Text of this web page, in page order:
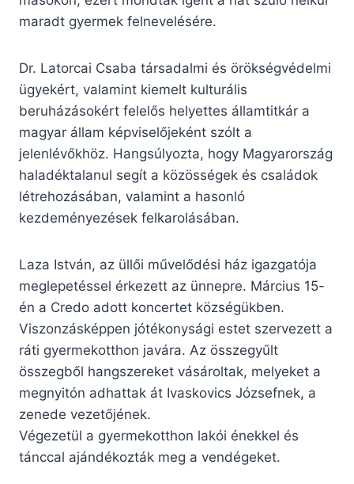
maradt gyermek felnevelésére.
Dr. Latorcai Csaba társadalmi és örökségvédelmi
ügyekért, valamint kiemelt kulturális
beruházásokért felelős helyettes államtitkár a
magyar állam képviselőjeként szólt a
jelenlévőkhöz. Hangsúlyozta, hogy Magyarország
haladéktalanul segít a közösségek és családok
létrehozásában, valamint a hasonló
kezdeményezések felkarolásában.
Laza István, az üllői művelődési ház igazgatója
meglepetéssel érkezett az ünnepre. Március 15-
én a Credo adott koncertet községükben.
Viszonzásképpen jótékonysági estet szervezett a
ráti gyermekotthon javára. Az összegyűlt
összegből hangszereket vásároltak, melyeket a
megnyitón adhattak át Ivaskovics Józsefnek, a
zenede vezetőjének.
Végezetül a gyermekotthon lakói énekkel és
tánccal ajándékozták meg a vendégeket.